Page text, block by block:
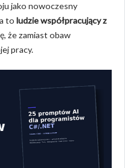
jako nowoczesny
to ludzie współpracujący z
że zamiast obaw
pracy.